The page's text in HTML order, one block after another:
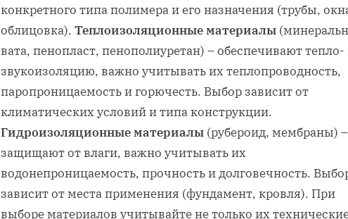
конкретного типа полимера и его назначения (трубы‚
облицовка). Теплоизоляционные материалы
вата‚ пенопласт‚ пенополиуретан) – обеспечивают тепло-
звукоизоляцию‚ важно учитывать их теплопроводность‚
паропроницаемость и горючесть. Выбор зависит от
климатических условий и типа конструкции.
Гидроизоляционные материалы (рубероид‚ мембраны) –
защищают от влаги‚ важно учитывать их
водонепроницаемость‚ прочность и долговечность.
зависит от места применения (фундамент‚ кровля). При
выборе материалов учитывайте не только их